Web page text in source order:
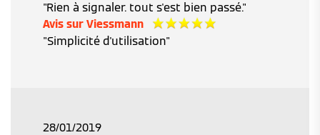
"Rien à signaler. tout s'est bien passé."
Avis sur Viessmann
"Simplicité d'utilisation"
28/01/2019